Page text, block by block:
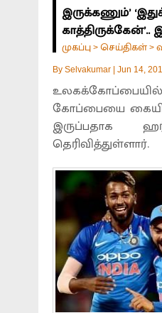
இருக்கணும்’
காத்திருக்கேன்’..
முகப்பு > செய்திகள் >
By Selvakumar Jun 14,
கோப்பையை
இருப்பதாக
தெரிவித்துள்ளார்.